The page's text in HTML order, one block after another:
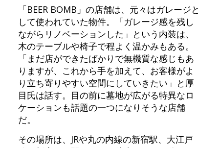
「BEER BOMB」の店舗は、元々はガレージと
して使われていた物件。「ガレージ感を残し
ながらリノベーションした」という内装は、
木のテーブルや椅子で程よく温かみもある。
「まだ店ができたばかりで無機質な感じもあ
りますが、これから手を加えて、お客様がよ
り立ち寄りやすい空間にしていきたい」と厚
目氏は話す。目の前に墓地が広がる特異なロ
ケーションも話題の一つになりそうな店舗
だ。
その場所は、JRや丸の内線の新宿駅、大江戸